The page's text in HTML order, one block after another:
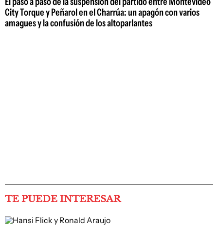
City Torque y Peñarol en el Charrúa: un apagón con varios
amagues y la confusión de los altoparlantes
TE PUEDE INTERESAR